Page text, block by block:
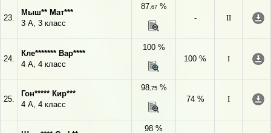
23.
Мыш** Мат***
3 А, 3 класс
87,67%
-
II
24.
Кле******* Вар****
4 А, 4 класс
100 %
100 %
I
25.
Гон***** Кир***
4 А, 4 класс
98,75%
74 %
I
98 %